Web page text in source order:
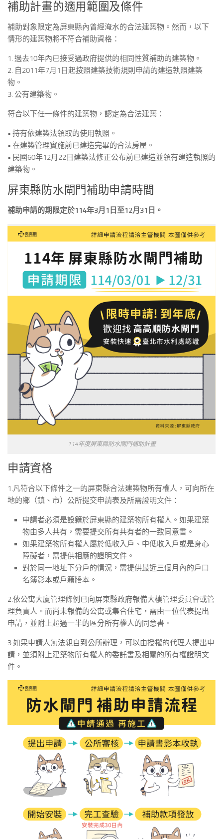
補助計畫的適用範圍及條件
補助對象限定為屏東縣內曾經淹水的合法建築物。然而，以下
情形的建築物將不符合補助資格：
1. 過去10年內已接受過政府提供的相同性質補助的建築物。
2. 自2011年7月1日起按照建築技術規則申請的建造執照建築
物。
3. 公有建築物。
符合以下任一條件的建築物，認定為合法建築：
• 持有依建築法領取的使用執照。
• 在建築管理實施前已建造完畢的合法房屋。
• 民國60年12月22日建築法修正公布前已建造並領有建造執照的
建築物。
屏東縣防水閘門補助申請時間
補助申請的期限定於114年3月1日至12月31日。
114年度屏東縣防水閘門補助計畫
申請資格
1.凡符合以下條件之一的屏東縣合法建築物所有權人，可向所在
地的鄉（鎮、市）公所提交申請表及所需證明文件：
申請者必須是設籍於屏東縣的建築物所有權人。如果建築
物由多人共有，需要提交所有共有者的一致同意書。
如果建築物所有權人屬於低收入戶、中低收入戶或是身心
障礙者，需提供相應的證明文件。
對於同一地址下分戶的情況，需提供最近三個月內的戶口
名簿影本或戶籍謄本。
2.依公寓大廈管理條例已向屏東縣政府報備大樓管理委員會或管
理負責人。而尚未報備的公寓或集合住宅，需由一位代表提出
申請，並附上超過一半的區分所有權人的同意書。
3.如果申請人無法親自到公所辦理，可以由授權的代理人提出申
請，並須附上建築物所有權人的委託書及相關的所有權證明文
件。